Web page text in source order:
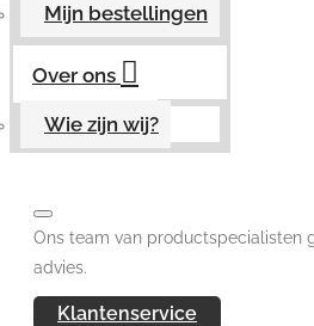
Mijn bestellingen
Over ons
Wie zijn wij?
Ons team van productspecialisten
advies.
Klantenservice